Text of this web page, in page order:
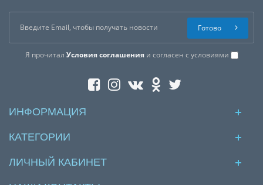
Я прочитал Условия соглашенияи согласен с условиями
Готово
ИНФОРМАЦИЯ
КАТЕГОРИИ
ЛИЧНЫЙ КАБИНЕТ